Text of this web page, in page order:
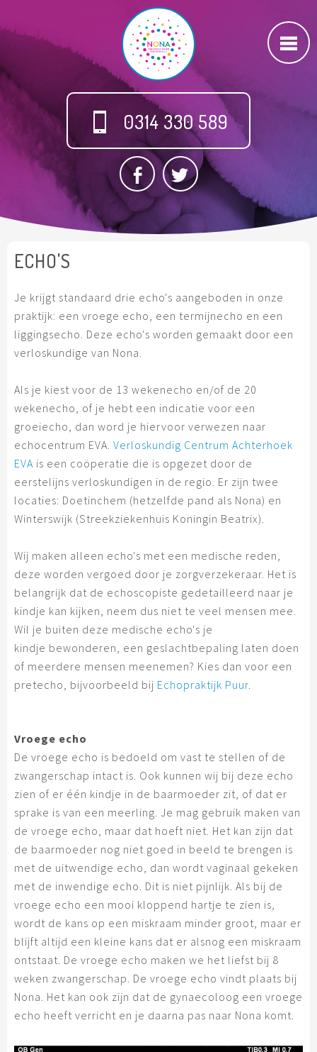
0314 330 589
ECHO'S
Je krijgt standaard drie echo's aangeboden in onze
praktijk: een vroege echo, een termijnecho en een
liggingsecho. Deze echo's worden gemaakt door een
verloskundige van Nona.
Als je kiest voor de 13 wekenecho en/of de 20
wekenecho, of je hebt een indicatie voor een
groeiecho, dan word je hiervoor verwezen naar
echocentrum EVA. Verloskundig Centrum Achterhoek
EVA is een coöperatie die is opgezet door de
eerstelijns verloskundigen in de regio. Er zijn twee
locaties: Doetinchem (hetzelfde pand als Nona) en
Winterswijk (Streekziekenhuis Koningin Beatrix).
Wij maken alleen echo's met een medische reden,
deze worden vergoed door je zorgverzekeraar. Het is
belangrijk dat de echoscopiste gedetailleerd naar je
kindje kan kijken, neem dus niet te veel mensen mee.
Wil je buiten deze medische echo's je
kindje bewonderen, een geslachtbepaling laten doen
of meerdere mensen meenemen? Kies dan voor een
pretecho, bijvoorbeeld bij Echopraktijk Puur.
Vroege echo
De vroege echo is bedoeld om vast te stellen of de
zwangerschap intact is. Ook kunnen wij bij deze echo
zien of er één kindje in de baarmoeder zit, of dat er
sprake is van een meerling. Je mag gebruik maken van
de vroege echo, maar dat hoeft niet. Het kan zijn dat
de baarmoeder nog niet goed in beeld te brengen is
met de uitwendige echo, dan wordt vaginaal gekeken
met de inwendige echo. Dit is niet pijnlijk. Als bij de
vroege echo een mooi kloppend hartje te zien is,
wordt de kans op een miskraam minder groot, maar er
blijft altijd een kleine kans dat er alsnog een miskraam
ontstaat. De vroege echo maken we het liefst bij 8
weken zwangerschap. De vroege echo vindt plaats bij
Nona. Het kan ook zijn dat de gynaecoloog een vroege
echo heeft verricht en je daarna pas naar Nona komt.